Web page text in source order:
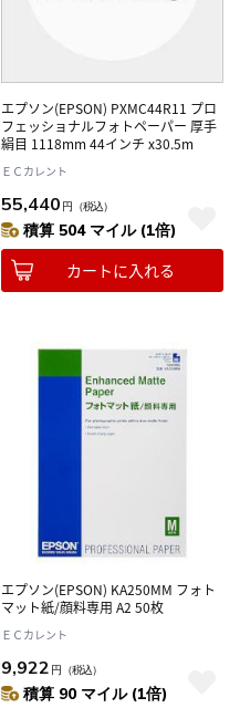
エプソン(EPSON) PXMC44R11 プロ
フェッショナルフォトペーパー 厚手
絹目 1118mm 44インチ x30.5m
ＥＣカレント
55,440 円 （税込）
積算 504 マイル (1倍)
カートに入れる
エプソン(EPSON) KA250MM フォト
マット紙/顔料専用 A2 50枚
ＥＣカレント
9,922 円 （税込）
積算 90 マイル (1倍)